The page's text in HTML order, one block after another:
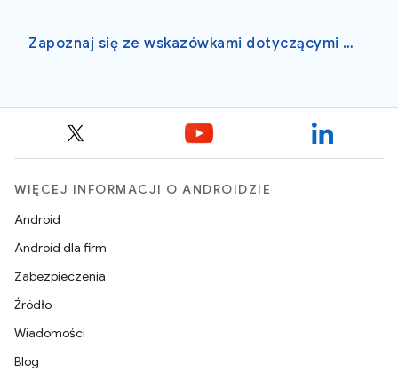
Zapoznaj się ze wskazówkami dotyczącymi projektowania
WIĘCEJ INFORMACJI O ANDROIDZIE
Android
Android dla firm
Zabezpieczenia
Źródło
Wiadomości
Blog